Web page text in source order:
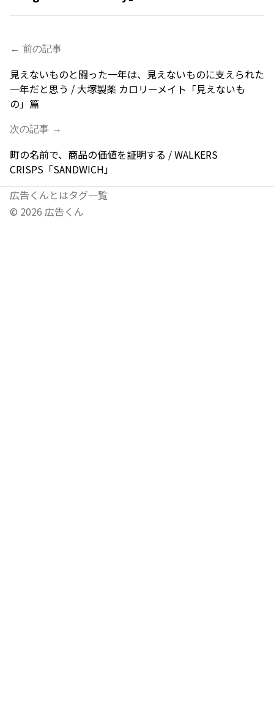
← 前の記事
⾒えないものと闘った⼀年は、⾒えないものに⽀えられた
⼀年だと思う / 大塚製薬 カロリーメイト「見えないも
の」篇
次の記事 →
町の名前で、商品の価値を証明する / WALKERS
CRISPS「SANDWICH」
広告くんとはタグ一覧
© 2026 広告くん